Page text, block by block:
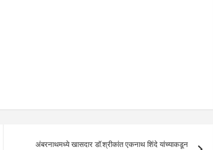
अंबरनाथमध्ये खासदार डॉ.श्रीकांत एकनाथ शिंदे यांच्याकडून